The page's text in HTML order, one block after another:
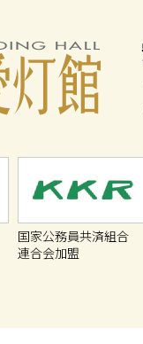
愛灯館
合会加盟
全霊柩自動車協会加盟
国家公務員共済組合
連合会加盟